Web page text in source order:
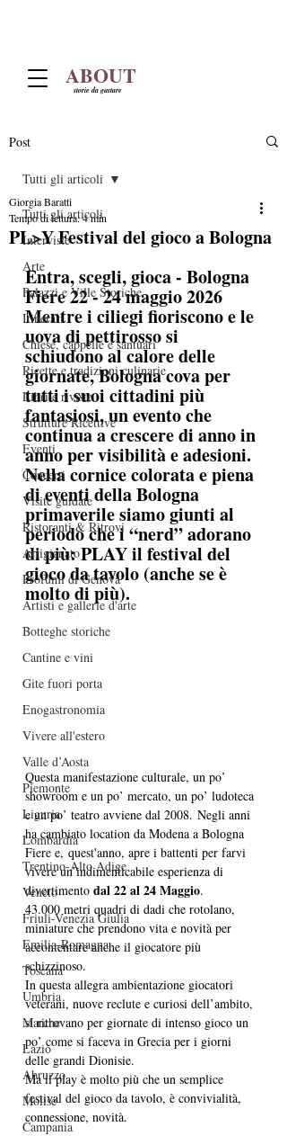
ABOUT
storie da gustare
Post
Tutti gli articoli
Interviste
Arte
Palazzi e Ville Storiche
Itinerari
Chiese, cappelle e santuari
Ricette e tradizioni culinarie
Libri e riviste
Strutture Ricettive
Eventi
Concerti
Visite guidate
Ristoranti & Ritrovi
Artigianato
Profumi di Genova
Artisti e gallerie d'arte
Botteghe storiche
Cantine e vini
Gite fuori porta
Enogastronomia
Vivere all'estero
Valle d’Aosta
Piemonte
Liguria
Lombardia
Trentino-Alto Adige
Veneto
Friuli-Venezia Giulia
Emilia-Romagna
Toscana
Umbria
Marche
Lazio
Abruzzo
Molise
Campania
Tutti gli articoli
PL>Y Festival del gioco a Bologna
Giorgia Baratti
Tempo di lettura: 4 min
Entra, scegli, gioca - Bologna
Fiere 22 - 24 maggio 2026
Mentre i ciliegi fioriscono e le
uova di pettirosso si
schiudono al calore delle
giornate, Bologna cova per
tutti i suoi cittadini più
fantasiosi, un evento che
continua a crescere di anno in
anno per visibilità e adesioni.
Nella cornice colorata e piena
di eventi della Bologna
primaverile siamo giunti al
periodo che i “nerd” adorano
di più: PLAY il festival del
gioco da tavolo (anche se è
molto di più).
Questa manifestazione culturale, un po’
showroom e un po’ mercato, un po’ ludoteca
e un po’ teatro avviene dal 2008. Negli anni
ha cambiato location da Modena a Bologna
Fiere e, quest'anno, apre i battenti per farvi
vivere un’indimenticabile esperienza di
divertimento dal 22 al 24 Maggio.
43.000 metri quadri di dadi che rotolano,
miniature che prendono vita e novità per
accontentare anche il giocatore più
schizzinoso.
In questa allegra ambientazione giocatori
veterani, nuove reclute e curiosi dell’ambito,
si ritrovano per giornate di intenso gioco un
po’ come si faceva in Grecia per i giorni
delle grandi Dionisie.
Ma il play è molto più che un semplice
festival del gioco da tavolo, è convivialità,
connessione, novità.